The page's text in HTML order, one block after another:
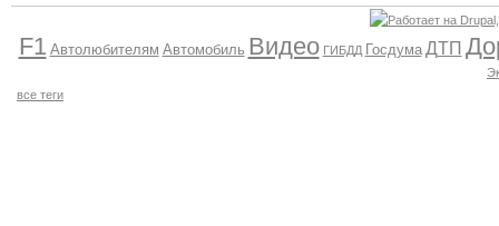
F1 Автолюбителям Автомобиль Видео ГИБДД Госдума ДТП
все теги